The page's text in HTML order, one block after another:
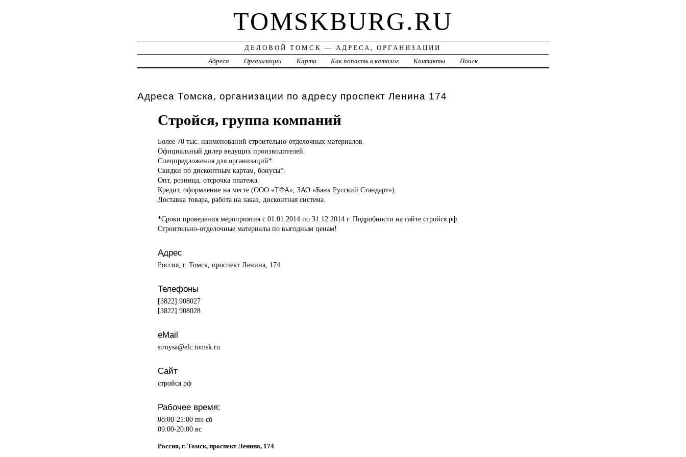
TOMSKBURG.RU
ДЕЛОВОЙ ТОМСК — АДРЕСА, ОРГАНИЗАЦИИ
Адреса
Организации Карта Как попасть в каталог Контакты Поиск
Адреса Томска, организации по адресу проспект Ленина 174
Стройся, группа компаний
Более 70 тыс. наименований строительно-отделочных материалов.
Официальный дилер ведущих производителей.
Спецпредложения для организаций*.
Скидки по дисконтным картам, бонусы*.
Опт, розница, отсрочка платежа.
Кредит, оформление на месте (ООО «ТФА», ЗАО «Банк Русский Стандарт»).
Доставка товара, работа на заказ, дисконтная система.
*Сроки проведения мероприятия с 01.01.2014 по 31.12.2014 г. Подробности на сайте стройся.рф.
Строительно-отделочные материалы по выгодным ценам!
Адрес
Россия, г. Томск, проспект Ленина, 174
Телефоны
[3822] 908027
[3822] 908028
eMail
stroysa@elc.tomsk.ru
Сайт
стройся.рф
Рабочее время:
08:00-21:00 пн-сб
09:00-20:00 вс
Россия, г. Томск, проспект Ленина, 174